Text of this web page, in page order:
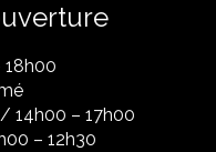
18h00
14h00 – 17h00
– 12h30